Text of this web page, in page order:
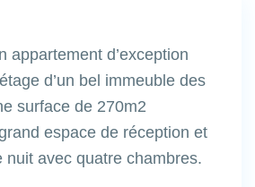
appartement d’exception
d’un bel immeuble des
surface de 270m2
espace de réception et
nuit avec quatre chambres.